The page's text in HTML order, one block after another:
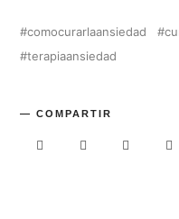
comocurarlaansiedad
terapiaansiedad
COMPARTIR